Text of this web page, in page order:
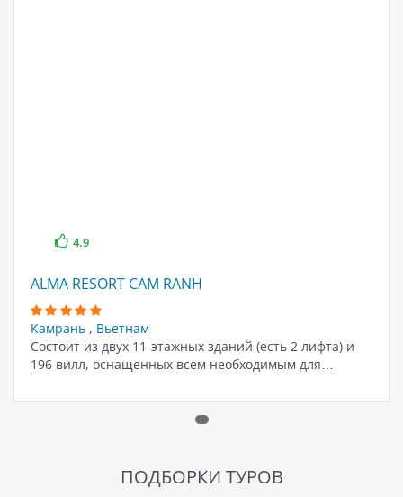
4.9
ALMA RESORT CAM RANH
Камрань , Вьетнам
Состоит из двух 11-этажных зданий (есть 2 лифта) и
196 вилл, оснащенных всем необходимым для…
ПОДБОРКИ ТУРОВ